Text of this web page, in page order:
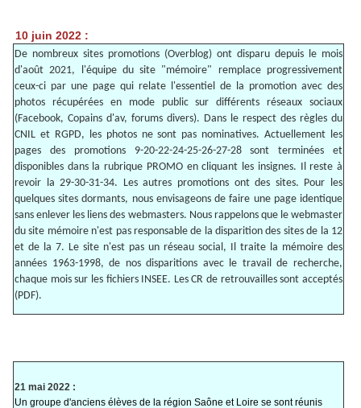
10 juin 2022 :
De nombreux sites promotions (Overblog) ont disparu depuis le mois
d'août 2021, l'équipe du site "mémoire" remplace progressivement
ceux-ci par une page qui relate l'essentiel de la promotion avec des
photos récupérées en mode public sur différents réseaux sociaux
(Facebook, Copains d'av, forums divers). Dans le respect des règles du
CNIL et RGPD, les photos ne sont pas nominatives. Actuellement les
pages des promotions 9-20-22-24-25-26-27-28 sont terminées et
disponibles dans la rubrique PROMO en cliquant les insignes. Il reste à
revoir la 29-30-31-34. Les autres promotions ont des sites. Pour les
quelques sites dormants, nous envisageons de faire une page identique
sans enlever les liens des webmasters. Nous rappelons que le webmaster
du site mémoire n'est pas responsable de la disparition des sites de la 12
et de la 7. Le site n'est pas un réseau social, Il traite la mémoire des
années 1963-1998, de nos disparitions avec le travail de recherche,
chaque mois sur les fichiers INSEE. Les CR de retrouvailles sont acceptés
(PDF).
21 mai 2022 :
Un groupe d'anciens élèves de la région Saône et Loire se sont réunis